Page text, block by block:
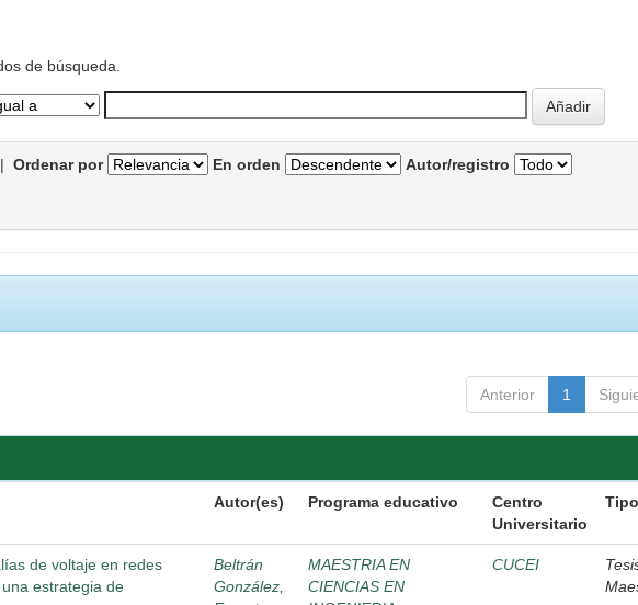
de búsqueda.
| Ordenar por En orden Autor/registro
Anterior 1
Autor(es) Programa educativo
Centro
Universitario
Tipo
de voltaje en redes
estrategia de
Beltrán
González,
MAESTRIA EN
CIENCIAS EN
CUCEI